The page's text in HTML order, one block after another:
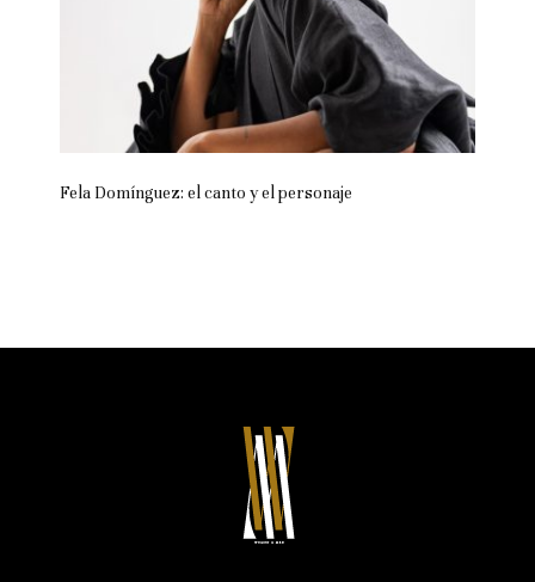
Fela Domínguez: el canto y el personaje